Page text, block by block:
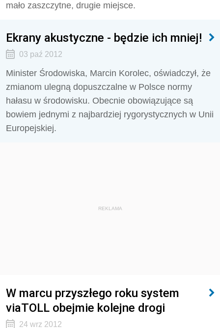
mało zaszczytne, drugie miejsce.
Ekrany akustyczne - będzie ich mniej!
03 paź 2012
Minister Środowiska, Marcin Korolec, oświadczył, że
zmianom ulegną dopuszczalne w Polsce normy
hałasu w środowisku. Obecnie obowiązujące są
bowiem jednymi z najbardziej rygorystycznych w Unii
Europejskiej.
REKLAMA
W marcu przyszłego roku system
viaTOLL obejmie kolejne drogi
24 wrz 2012